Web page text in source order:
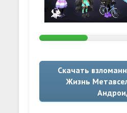
Скачать
Жизнь